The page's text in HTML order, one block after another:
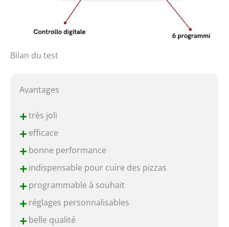
Bilan du test
Avantages
+très joli
+efficace
+bonne performance
+indispensable pour cuire des pizzas
+programmable à souhait
+réglages personnalisables
+belle qualité